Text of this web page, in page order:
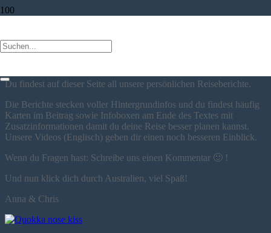
AUSTRALIEN
Du findest auf dieser Seite all unsere persönlichen Reiseberichte.
Die Berichte stecken voller Hintergrundinfos und du findest häufig
Karten im Beitrag sowie Infoboxen am Ende des Textes mit
Zusatzinformationen damit du deine Reise besser planen kannst.
Unsere Videos (Englisch) geben dir einen noch besseren Einblick.
Wenn du Fragen hast: Schreibe uns einen Kommentar 🙂 !
Und nun klick dich durch Australien, viel Spaß!
Anna & Chris